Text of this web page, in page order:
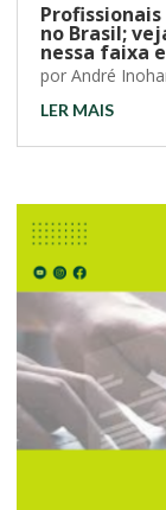
no Brasil;
nessa faixa
por André
LER MAIS